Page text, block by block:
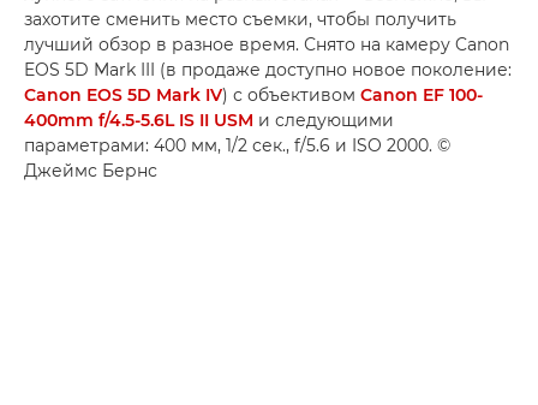
захотите сменить место съемки, чтобы получить
лучший обзор в разное время. Снято на камеру Canon
EOS 5D Mark III (в продаже доступно новое поколение:
Canon EOS 5D Mark IV) с объективом Canon EF 100-
400mm f/4.5-5.6L IS II USM и следующими
параметрами: 400 мм, 1/2 сек., f/5.6 и ISO 2000. ©
Джеймс Бернс